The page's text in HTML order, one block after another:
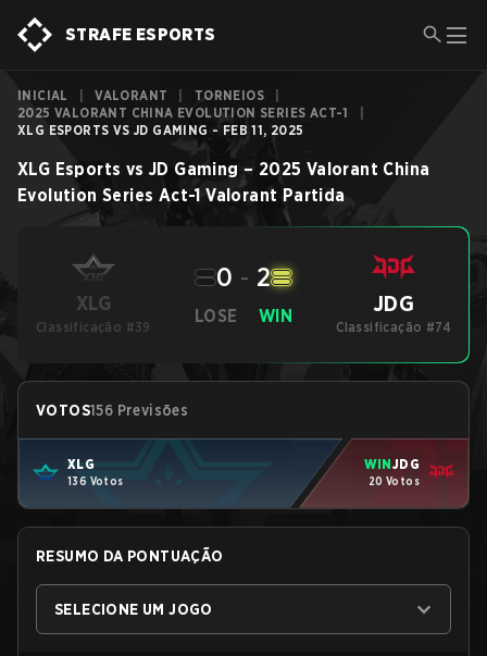
STRAFE ESPORTS
INICIAL VALORANT TORNEIOS
2025 VALORANT CHINA EVOLUTION SERIES ACT-1
XLG ESPORTS VS JD GAMING - FEB 11, 2025
XLG Esports vs JD Gaming – 2025 Valorant China
Evolution Series Act-1 Valorant Partida
XLG
Classificação #39
LOSE
0 - 2
WIN JDG
Classificação #74
VOTOS156 Previsões
XLG
136 Votos
WINJDG
20 Votos
RESUMO DA PONTUAÇÃO
SELECIONE UM JOGO